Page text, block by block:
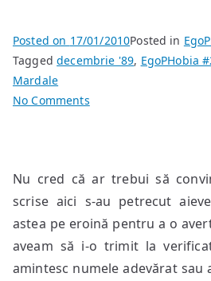
Posted on 17/01/2010Posted in
Taggeddecembrie '89, EgoPHobia
Mardale
No Commentson
Nu cred că ar trebui să
scrise aici s-au petrecut
astea pe eroină pentru a o
aveam să i-o trimit la
amintesc numele adevărat sau